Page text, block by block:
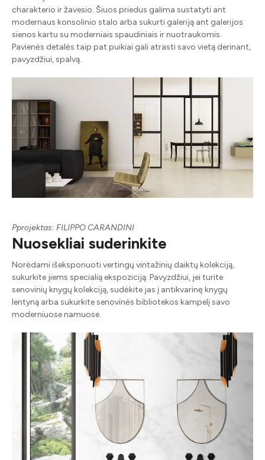
charakterio ir žavesio. Šiuos priedus galima sustatyti ant
modernaus konsolinio stalo arba sukurti galeriją ant galerijos
sienos kartu su moderniais spaudiniais ir nuotraukomis.
Pavienės detalės taip pat puikiai gali atrasti savo vietą derinant,
pavyzdžiui, spalvą.
Pprojektas: FILIPPO CARANDINI
Nuosekliai suderinkite
Norėdami išeksponuoti vertingų vintažinių daiktų kolekciją,
sukurkite jiems specialią ekspoziciją. Pavyzdžiui, jei turite
senovinių knygų kolekciją, sudėkite jas į antikvarinę knygų
lentyną arba sukurkite senovinės bibliotekos kampelį savo
moderniuose namuose.